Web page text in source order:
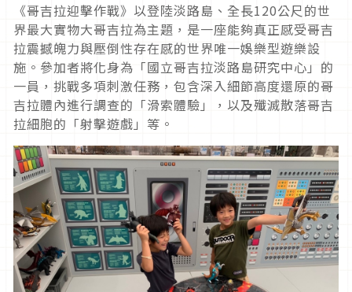
《哥吉拉迎擊作戰》以登陸淡路島、全長120公尺的世
界最大實物大哥吉拉為主題，是一座能夠真正感受哥吉
拉震撼魄力與壓倒性存在感的世界唯一娛樂型遊樂設
施。參加者將化身為「國立哥吉拉淡路島研究中心」的
一員，挑戰多項刺激任務，包含深入細節高度還原的哥
吉拉體內進行調查的「滑索體驗」，以及殲滅散落哥吉
拉細胞的「射擊遊戲」等。